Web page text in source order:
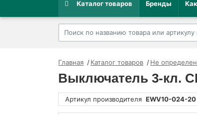
Каталог товаров Бренды
Главная Каталог товаров Не
Выключатель 3-кл.
Артикул производителя EWV10-024-20